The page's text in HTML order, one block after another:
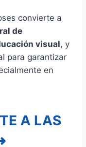
convierte a
de
visual, y
para garantizar
en
A LAS